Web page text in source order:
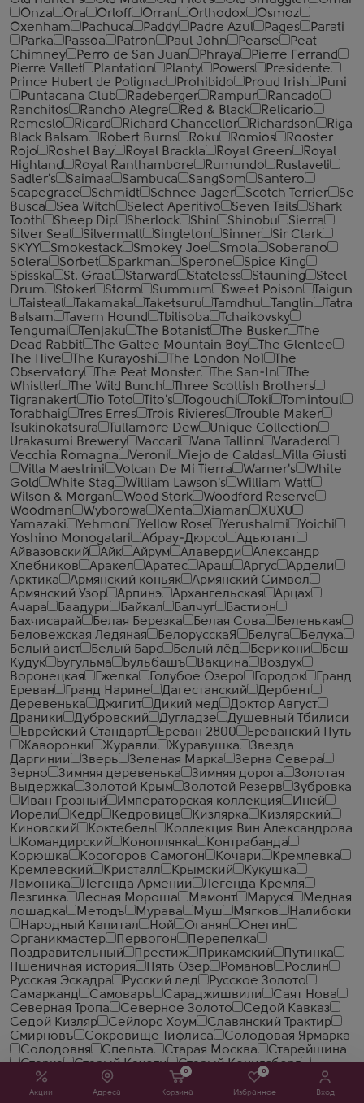
Акции Адреса
0
Корзина
0
Избранное Вход
Onza
Ora Orloff Orran Orthodox
Osmoz
Oxenham
Pachuca Paddy Padre Azul Pages
Parati
Parka
Passoa Patron Paul John Pearse
Peat
Chimney
Perro de San Juan Phraya
Pierre Ferrand
Pierre Vallet
Plantation Planty Powers
Presidente
Prince Hubert de Polignac
Prohibido Proud Irish
Puni
Puntacana Club
Radeberger Rampur
Rancado
Ranchitos
Rancho Alegre Red & Black
Relicario
Remeslo
Ricard Richard Chancellor Richardson
Riga
Black Balsam
Robert Burns Roku Romios
Rooster
Rojo
Roshel Bay Royal Brackla Royal Green
Royal
Highland
Royal Ranthambore Rumundo
Rustaveli
Sadler's
Saimaa Sambuca SangSom
Santero
Scapegrace
Schmidt Schnee Jager Scotch Terrier
Se
Busca
Sea Witch Select Aperitivo Seven Tails
Shark
Tooth
Sheep Dip Sherlock Shin Shinobu
Sierra
Silver Seal
Silvermalt Singleton Sinner
Sir Clark
SKYY
Smokestack Smokey Joe Smola
Soberano
Solera
Sorbet Sparkman Sperone
Spice King
Spisska
St. Graal Starward Stateless Stauning
Steel
Drum
Stoker Storm Summum Sweet Poison
Taigun
Taisteal
Takamaka Taketsuru Tamdhu Tanglin
Tatra
Balsam
Tavern Hound Tbilisoba
Tchaikovsky
Tengumai
Tenjaku The Botanist The Busker
The
Dead Rabbit
The Galtee Mountain Boy
The Glenlee
The Hive
The Kurayoshi The London №1
The
Observatory
The Peat Monster The San-In
The
Whistler
The Wild Bunch
Three Scottish Brothers
Tigranakert
Tio Toto Tito's Togouchi Toki
Tomintoul
Torabhaig
Tres Erres Trois Rivieres
Trouble Maker
Tsukinokatsura
Tullamore Dew
Unique Collection
Urakasumi Brewery
Vaccari Vana Tallinn
Varadero
Vecchia Romagna
Veroni Viejo de Caldas
Villa Giusti
Villa Maestrini
Volcan De Mi Tierra Warner's
White
Gold
White Stag William Lawson's
William Watt
Wilson & Morgan
Wood Stork
Woodford Reserve
Woodman
Wyborowa Xenta Xiaman
XUXU
Yamazaki
Yehmon Yellow Rose Yerushalmi
Yoichi
Yoshino Monogatari
Абрау-Дюрсо
Адъютант
Айвазовский
Айк Айрум Алаверди
Александр
Хлебников
Аракел Аратес Араш Аргус
Ардели
Арктика
Армянский коньяк
Армянский Символ
Армянский Узор
Арпинэ Архангельская
Арцах
Ачара
Баадури Байкал Балчуг
Бастион
Бахчисарай
Белая Березка Белая Сова
Беленькая
Беловежская Ледяная
БелорусскаЯ Белуга
Белуха
Белый аист
Белый Барс Белый лёд Берикони
Беш
Кудук
Бугульма Бульбашъ Вакцина
Воздух
Воронецкая
Гжелка Голубое Озеро Городок
Гранд
Ереван
Гранд Нарине Дагестанский
Дербент
Деревенька
Джигит Дикий мед
Доктор Август
Драники
Дубровский Дугладзе
Душевный Тбилиси
Еврейский Стандарт
Ереван 2800
Ереванский Путь
Жаворонки
Журавли Журавушка
Звезда
Даргинии
Зверь Зеленая Марка
Зерна Севера
Зерно
Зимняя деревенька Зимняя дорога
Золотая
Выдержка
Золотой Крым Золотой Резерв
Зубровка
Иван Грозный
Императорская коллекция
Иней
Иорели
Кедр Кедровица Кизлярка
Кизлярский
Киновский
Коктебель
Коллекция Вин Александрова
Командирский
Коноплянка
Контрабанда
Корюшка
Косогоров Самогон Кочари
Кремлевка
Кремлевский
Кристалл Крымский
Кукушка
Ламоника
Легенда Армении
Легенда Кремля
Лезгинка
Лесная Мороша Мамонт Маруся
Медная
лошадка
Методъ Мурава Муш Мягков
Налибоки
Народный Капитал
Ной Оганян
Онегин
Органикмастер
Первогон
Перепелка
Поздравительный
Престиж Прикамский
Путинка
Пшеничная история
Пять Озер Романов
Рослин
Русская Эскадра
Русский лед
Русское Золото
Самарканд
Самоваръ Сараджишвили
Саят Нова
Северная Тропа
Северное Золото
Седой Кавказ
Седой Кизляр
Сейлорс Хоум
Славянский Трактир
Смирновъ
Сокровище Тифлиса
Солодовая Ярмарка
Солодовня
Спельта Старая Москва
Старейшина
Старка
Старый Кахети
Старый Кенигсберг
Столичная
Стопарик Стужа Сулу-Дере
Сябры
Талка
Тбилисский Дворик Топаз
Травка